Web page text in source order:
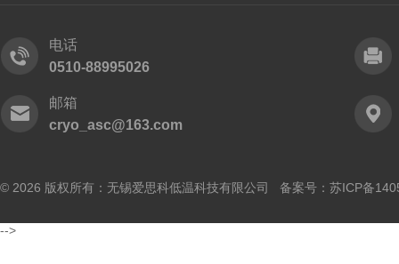
电话
0510-88995026
邮箱
cryo_asc@163.com
© 2026 版权所有：无锡爱思科低温科技有限公司 备案号： 苏ICP备
-->